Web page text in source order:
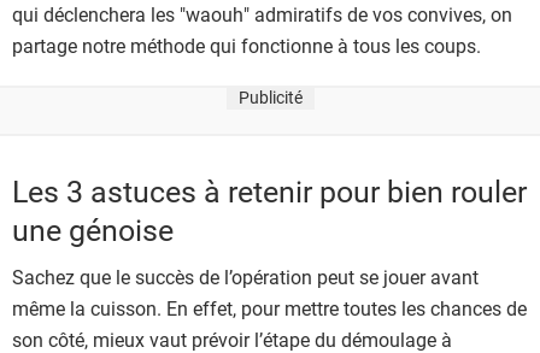
qui déclenchera les "waouh" admiratifs de vos convives, on
partage notre méthode qui fonctionne à tous les coups.
Publicité
Les 3 astuces à retenir pour bien rouler
une génoise
Sachez que le succès de l’opération peut se jouer avant
même la cuisson. En effet, pour mettre toutes les chances de
son côté, mieux vaut prévoir l’étape du démoulage à